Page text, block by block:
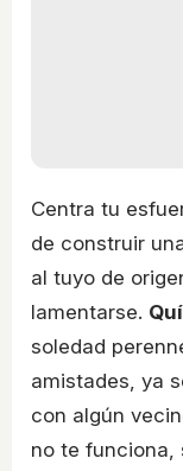
Centra tu
de construir
al tuyo de
lamentarse.
soledad
amistades, ya
con algún
no te funciona,